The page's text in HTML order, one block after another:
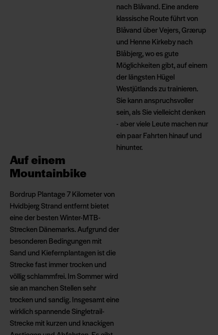
nach Blåvand. Eine andere
klassische Route führt von
Blåvand über Vejers, Grærup
und Henne Kirkeby nach
Blåbjerg, wo es gute
Möglichkeiten gibt, auf einem
der längsten Hügel
Westjütlands zu trainieren.
Sie kann anspruchsvoller
sein, als Sie vielleicht denken
- aber viele Leute machen nur
ein paar Fahrten hinauf und
hinunter.
Auf einem
Mountainbike
Bordrup Plantage 7 Kilometer von
Hvidbjerg Strand entfernt bietet
eine der besten Winter-MTB-
Strecken Dänemarks. Aufgrund der
besonderen Bedingungen mit
Sand und Kiefernplantagen ist die
Strecke fast immer trocken und
völlig schlammfrei. Im Sommer wird
sie an manchen Stellen sehr
trocken und sandig. Insgesamt eine
wirklich spannende Singletrail-
Strecke mit kurzen und knackigen